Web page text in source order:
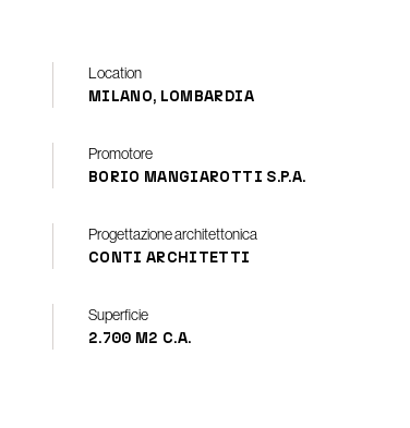
Location
MILANO, LOMBARDIA
Promotore
BORIO MANGIAROTTI S.P.A.
Progettazione architettonica
CONTI ARCHITETTI
Superficie
2.700 M2 C.A.